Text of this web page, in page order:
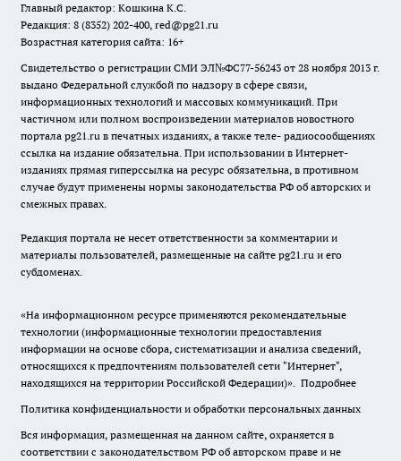
Главный редактор: Кошкина К.С.
Редакция: 8 (8352) 202-400, red@pg21.ru
Возрастная категория сайта: 16+
Свидетельство о регистрации СМИ ЭЛ№ФС77-56243 от 28 ноября 2013 г.
выдано Федеральной службой по надзору в сфере связи,
информационных технологий и массовых коммуникаций. При
частичном или полном воспроизведении материалов новостного
портала pg21.ru в печатных изданиях, а также теле- радиосообщениях
ссылка на издание обязательна. При использовании в Интернет-
изданиях прямая гиперссылка на ресурс обязательна, в противном
случае будут применены нормы законодательства РФ об авторских и
смежных правах.
Редакция портала не несет ответственности за комментарии и
материалы пользователей, размещенные на сайте pg21.ru и его
субдоменах.
«На информационном ресурсе применяются рекомендательные
технологии (информационные технологии предоставления
информации на основе сбора, систематизации и анализа сведений,
относящихся к предпочтениям пользователей сети "Интернет",
находящихся на территории Российской Федерации)». Подробнее
Политика конфиденциальности и обработки персональных данных
Вся информация, размещенная на данном сайте, охраняется в
соответствии с законодательством РФ об авторском праве и не